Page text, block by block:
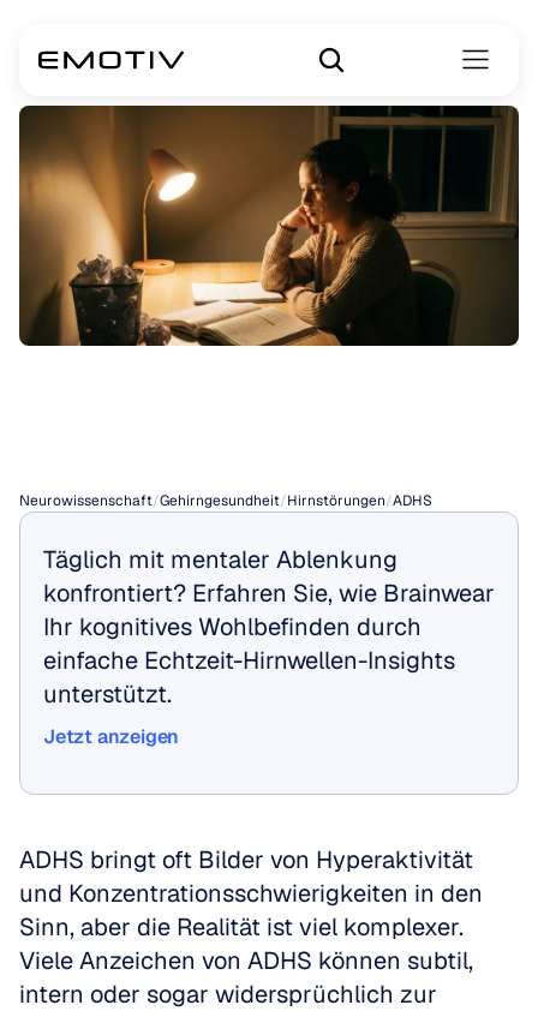
Neurowissenschaft/Gehirngesundheit/Hirnstörungen/ADHS
Täglich mit mentaler Ablenkung
konfrontiert? Erfahren Sie, wie Brainwear
Ihr kognitives Wohlbefinden durch
einfache Echtzeit-Hirnwellen-Insights
unterstützt.
Jetzt anzeigen
ADHS bringt oft Bilder von Hyperaktivität
und Konzentrationsschwierigkeiten in den
Sinn, aber die Realität ist viel komplexer.
Viele Anzeichen von ADHS können subtil,
intern oder sogar widersprüchlich zur